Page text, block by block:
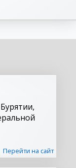
Перейти на сайт